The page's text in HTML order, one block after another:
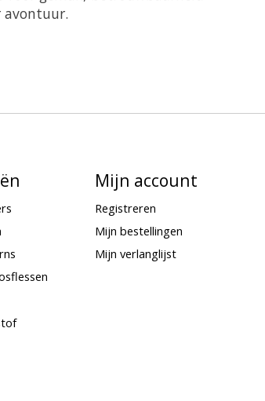
avontuur.
Mijn account
Registreren
Mijn bestellingen
Mijn verlanglijst